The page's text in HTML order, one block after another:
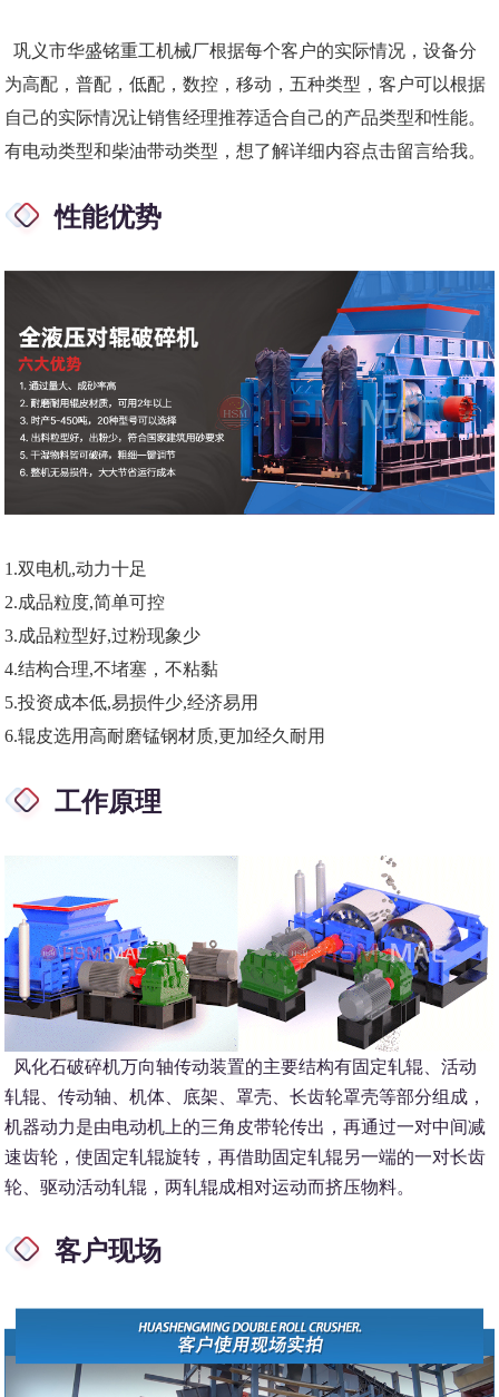
巩义市华盛铭重工机械厂根据每个客户的实际情况，设备分
为高配，普配，低配，数控，移动，五种类型，客户可以根据
自己的实际情况让销售经理推荐适合自己的产品类型和性能。
有电动类型和柴油带动类型，想了解详细内容点击留言给我。
性能优势
1.双电机,动力十足
2.成品粒度,简单可控
3.成品粒型好,过粉现象少
4.结构合理,不堵塞，不粘黏
5.投资成本低,易损件少,经济易用
6.辊皮选用高耐磨锰钢材质,更加经久耐用
工作原理
风化石破碎机万向轴传动装置的主要结构有固定轧辊、活动
轧辊、传动轴、机体、底架、罩壳、长齿轮罩壳等部分组成，
机器动力是由电动机上的三角皮带轮传出，再通过一对中间减
速齿轮，使固定轧辊旋转，再借助固定轧辊另一端的一对长齿
轮、驱动活动轧辊，两轧辊成相对运动而挤压物料。
客户现场